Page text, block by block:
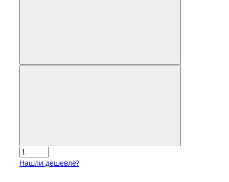
Нашли дешевле?